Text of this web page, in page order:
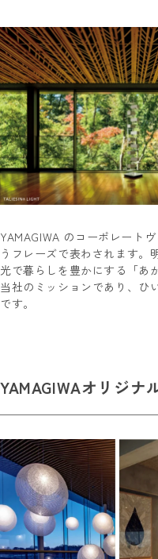
YAMAGIWA のコーポレート
うフレーズで表わされます。
光で暮らしを豊かにする「あ
当社のミッションであり、ひ
です。
YAMAGIWAオリジナ